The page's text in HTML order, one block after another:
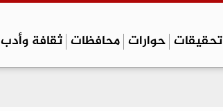
تحقيقات حوارات محافظات ثقافة وأدب